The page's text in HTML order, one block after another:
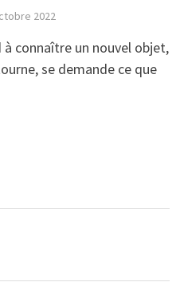
2022
à connaître un nouvel objet,
se demande ce que